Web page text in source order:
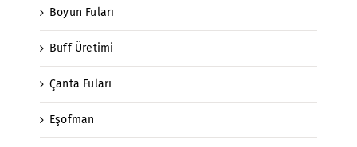
Boyun Fuları
Buff Üretimi
Çanta Fuları
Eşofman